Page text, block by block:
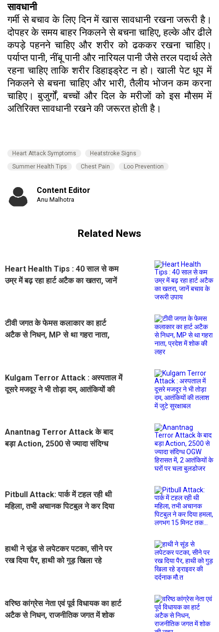
सावधानी
गर्मी से बचाव के लिए दिन में खास सावधानी रखना जरूरी है।
दोपहर के समय बाहर निकलने से बचना चाहिए, हल्के और ढीले
कपड़े पहनने चाहिए और शरीर को ढककर रखना चाहिए।
पर्याप्त पानी, नींबू पानी और नारियल पानी जैसे तरल पदार्थ लेते
रहना चाहिए ताकि शरीर डिहाइड्रेट न हो। खाली पेट धूप में
निकलने से बचना चाहिए और भारी, तैलीय भोजन कम करना
चाहिए। बुजुर्गों, बच्चों और दिल के मरीजों को इस मौसम में
अतिरिक्त सावधानी रखने की जरूरत होती है।
Heart Attack Symptoms
Heatstroke Signs
Summer Health Tips
Chest Pain Loo Prevention
Content Editor
Anu Malhotra
Related News
Heart Health Tips : 40 साल से कम
उम्र में बढ़ रहा हार्ट अटैक का खतरा, जानें
टीवी जगत के फेमस कलाकार का हार्ट
अटैक से निधन, MP से था गहरा नाता,
Kulgam Terror Attack : अस्पताल में
दूसरे मजदूर ने भी तोड़ा दम, आतंकियों की
Anantnag Terror Attack के बाद
बड़ा Action, 2500 से ज्यादा संदिग्ध
Pitbull Attack: पार्क में टहल रही थी
महिला, तभी अचानक पिटबुल ने कर दिया
हाथी ने सूंड से लपेटकर पटका, सीने पर
रख दिया पैर, हाथी को गुड़ खिला रहे
वरिष्ठ कांग्रेस नेता एवं पूर्व विधायक का हार्ट
अटैक से निधन, राजनीतिक जगत में शोक